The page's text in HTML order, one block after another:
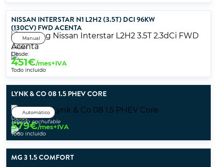
NISSAN INTERSTAR N1 L2H2 (3.5T) DCI 96KW
(130CV) FWD ACENTA
Manual
Diésel
Desde:
451€/mes+IVA
Todo incluido
LYNK & CO 08 1.5 PHEV CORE
Automático
Híbrido enchufable
Desde:
579€/mes+IVA
Todo incluido
MG 3 1.5 COMFORT